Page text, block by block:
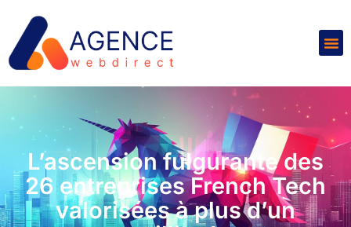
L’ascension fulgurante des
26 entreprises French Tech
valorisées à plus d’un